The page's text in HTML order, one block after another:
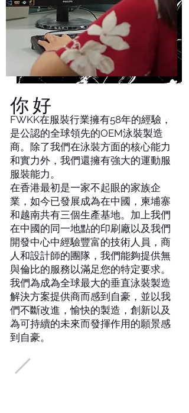
你好
FWKK在服裝行業擁有58年的經驗，
是公認的全球領先的OEM泳裝製造
商。除了我們在泳裝方面的核心能力
和實力外，我們還擁有強大的運動服
服裝能力。
在香港最初是一家不起眼的家族企
業，如今已發展成為在中國，柬埔寨
和越南共有三個生產基地。加上我們
在中國的同一地點的印刷廠以及我們
開發中心中經驗豐富的技術人員，商
人和設計師的團隊，我們能夠提供無
與倫比的服務以滿足您的特定要求。
我們為成為全球最大的垂直泳裝製造
解決方案提供商而感到自豪，並以我
們不斷改進，愉快的製造，創新以及
為可持續的未來而發揮作用的願景感
到自豪。